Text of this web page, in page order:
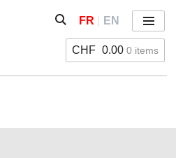
Afficher / masquer le
FR EN Menu
CHF 0.00 0 items